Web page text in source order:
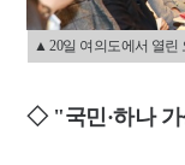
▲ 20일 여의도에서 열린
◇ "국민·하나